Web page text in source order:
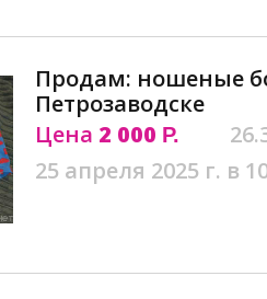
Продам: ношеные
Петрозаводске
Цена 2 000 Р.
25 апреля 2025 г. в